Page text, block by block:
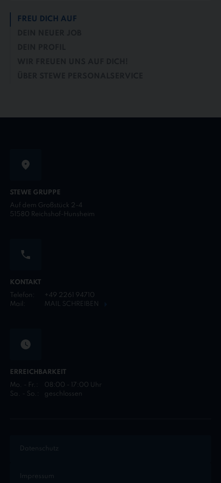
FREU DICH AUF
STEWE GRUPPE
Auf dem Großstück 2-4
51580 Reichshof-Hunsheim
KONTAKT
Telefon:
+49 2261 94710
Mail:
MAIL SCHREIBEN
ERREICHBARKEIT
Mo. - Fr.:
08:00 - 17:00 Uhr
Sa. - So.:
geschlossen
Datenschutz
Impressum